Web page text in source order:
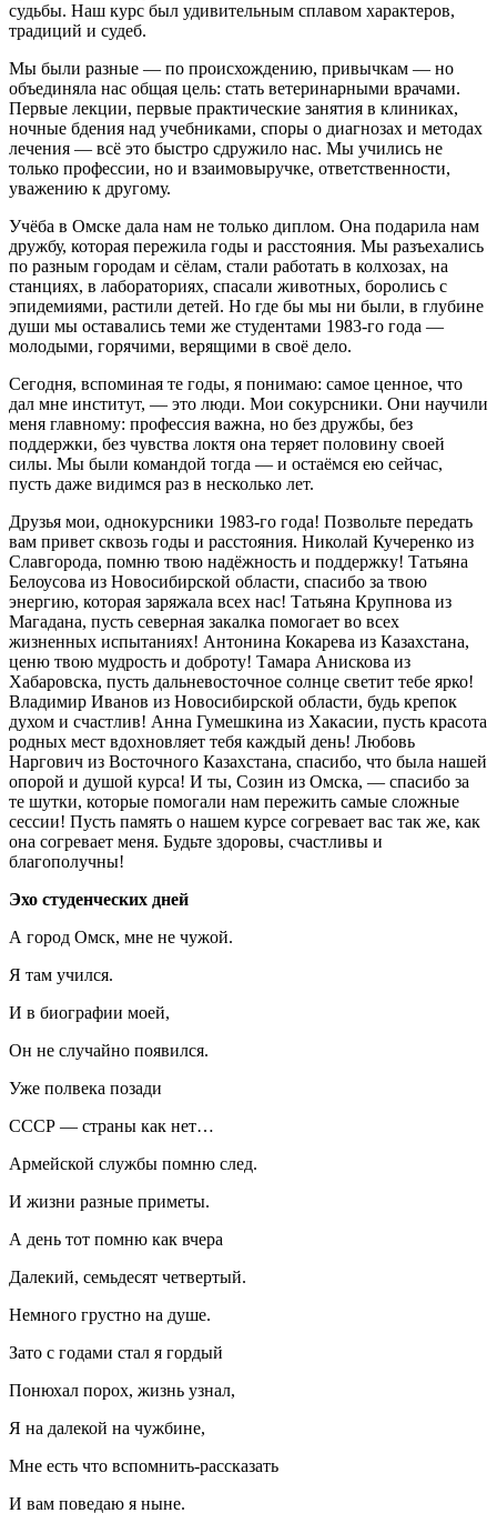
судьбы. Наш курс был удивительным сплавом характеров,
традиций и судеб.
Мы были разные — по происхождению, привычкам — но
объединяла нас общая цель: стать ветеринарными врачами.
Первые лекции, первые практические занятия в клиниках,
ночные бдения над учебниками, споры о диагнозах и методах
лечения — всё это быстро сдружило нас. Мы учились не
только профессии, но и взаимовыручке, ответственности,
уважению к другому.
Учёба в Омске дала нам не только диплом. Она подарила нам
дружбу, которая пережила годы и расстояния. Мы разъехались
по разным городам и сёлам, стали работать в колхозах, на
станциях, в лабораториях, спасали животных, боролись с
эпидемиями, растили детей. Но где бы мы ни были, в глубине
души мы оставались теми же студентами 1983‑го года —
молодыми, горячими, верящими в своё дело.
Сегодня, вспоминая те годы, я понимаю: самое ценное, что
дал мне институт, — это люди. Мои сокурсники. Они научили
меня главному: профессия важна, но без дружбы, без
поддержки, без чувства локтя она теряет половину своей
силы. Мы были командой тогда — и остаёмся ею сейчас,
пусть даже видимся раз в несколько лет.
Друзья мои, однокурсники 1983‑го года! Позвольте передать
вам привет сквозь годы и расстояния. Николай Кучеренко из
Славгорода, помню твою надёжность и поддержку! Татьяна
Белоусова из Новосибирской области, спасибо за твою
энергию, которая заряжала всех нас! Татьяна Крупнова из
Магадана, пусть северная закалка помогает во всех
жизненных испытаниях! Антонина Кокарева из Казахстана,
ценю твою мудрость и доброту! Тамара Анискова из
Хабаровска, пусть дальневосточное солнце светит тебе ярко!
Владимир Иванов из Новосибирской области, будь крепок
духом и счастлив! Анна Гумешкина из Хакасии, пусть красота
родных мест вдохновляет тебя каждый день! Любовь
Наргович из Восточного Казахстана, спасибо, что была нашей
опорой и душой курса! И ты, Созин из Омска, — спасибо за
те шутки, которые помогали нам пережить самые сложные
сессии! Пусть память о нашем курсе согревает вас так же, как
она согревает меня. Будьте здоровы, счастливы и
благополучны!
Эхо студенческих дней
А город Омск, мне не чужой.
Я там учился.
И в биографии моей,
Он не случайно появился.
Уже полвека позади
СССР — страны как нет…
Армейской службы помню след.
И жизни разные приметы.
А день тот помню как вчера
Далекий, семьдесят четвертый.
Немного грустно на душе.
Зато с годами стал я гордый
Понюхал порох, жизнь узнал,
Я на далекой на чужбине,
Мне есть что вспомнить-рассказать
И вам поведаю я ныне.